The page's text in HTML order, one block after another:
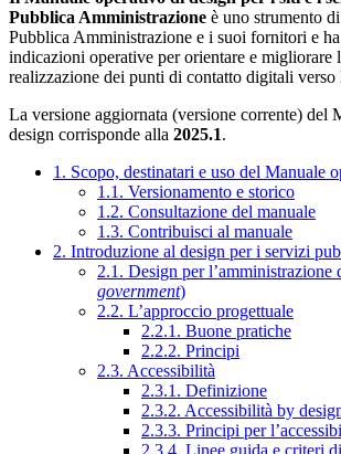
Pubblica Amministrazione è uno strumento
Pubblica Amministrazione e i suoi fornitori e
indicazioni operative per orientare e migliorare
realizzazione dei punti di contatto digitali verso
La versione aggiornata (versione corrente) del
design corrisponde alla 2025.1.
1. Scopo, destinatari e uso del Manuale
1.1. Versionamento e storico
1.2. Consultazione del manuale
1.3. Contribuisci al manuale
2. Introduzione al design per i servizi
2.1. Design per l’amministrazione
government)
2.2. L’approccio progettuale
2.2.1. Buone pratiche
2.2.2. Principi
2.3. Accessibilità
2.3.1. Definizione
2.3.2. Accessibilità by
2.3.3. Principi per
2.3.4. Linee guida e criteri